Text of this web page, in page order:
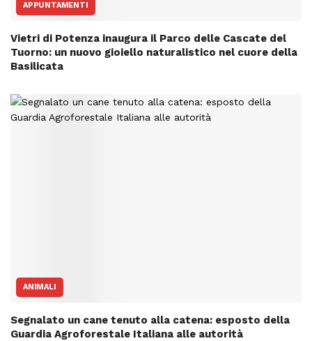
APPUNTAMENTI
Vietri di Potenza inaugura il Parco delle Cascate del
Tuorno: un nuovo gioiello naturalistico nel cuore della
Basilicata
ANIMALI
Segnalato un cane tenuto alla catena: esposto della
Guardia Agroforestale Italiana alle autorità